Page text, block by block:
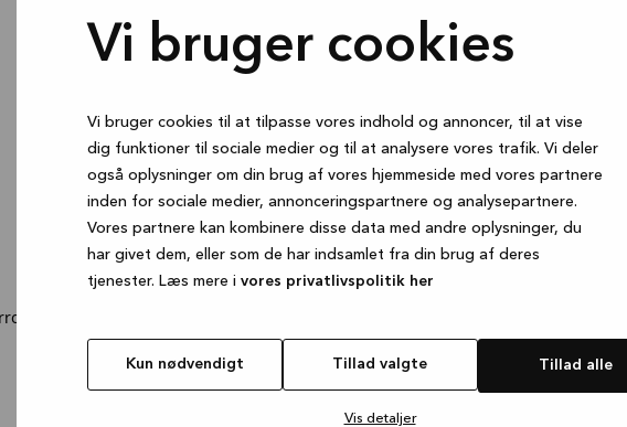
Vi bruger cookies
Vi bruger cookies til at tilpasse vores indhold og annoncer, til at vise
dig funktioner til sociale medier og til at analysere vores trafik. Vi deler
også oplysninger om din brug af vores hjemmeside med vores partnere
inden for sociale medier, annonceringspartnere og analysepartnere.
Vores partnere kan kombinere disse data med andre oplysninger, du
har givet dem, eller som de har indsamlet fra din brug af deres
tjenester. Læs mere i vores privatlivspolitik her
Kun nødvendigt Tillad valgte Tillad alle
Vis detaljer
a client-side exception has occurred (see the